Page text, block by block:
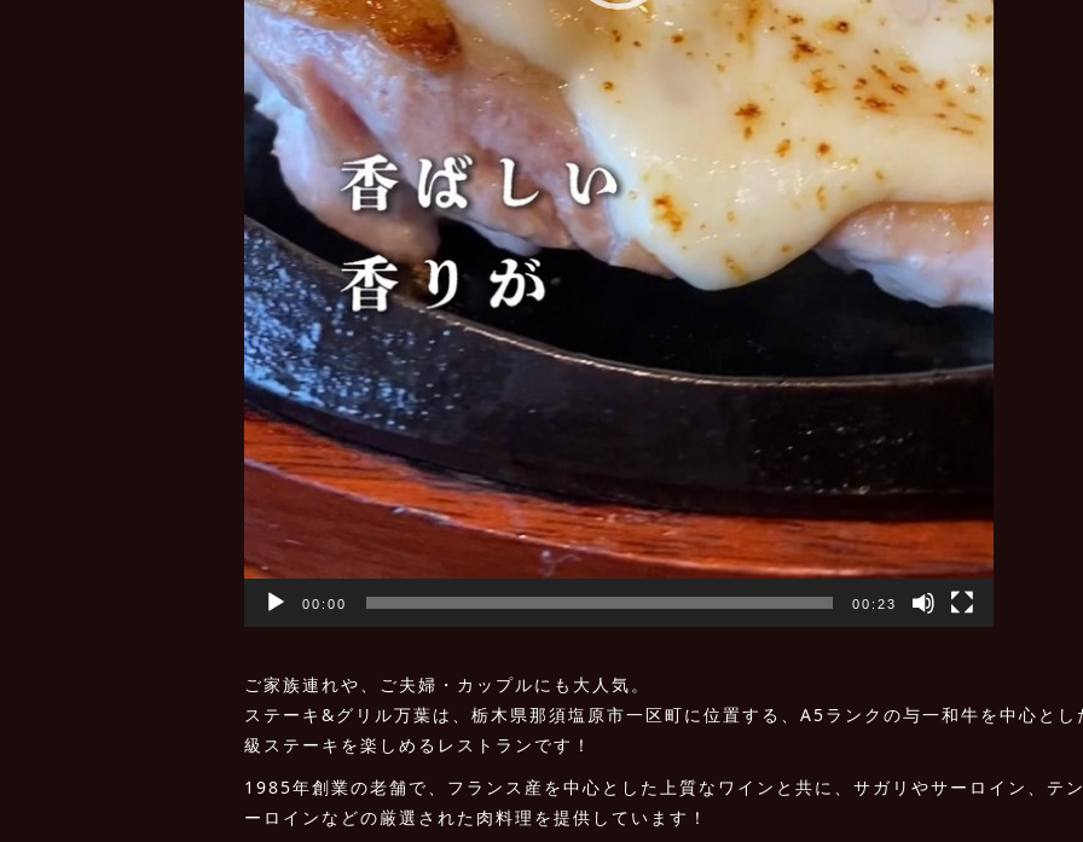
00:00 00:23
ご家族連れや、ご夫婦・カップルにも大人気。
ステーキ&グリル万葉は、栃木県那須塩原市一区町に位置する、A5ランクの与一和牛を中心とし
級ステーキを楽しめるレストランです！
1985年創業の老舗で、フランス産を中心とした上質なワインと共に、サガリやサーロイン、テ
ーロインなどの厳選された肉料理を提供しています！